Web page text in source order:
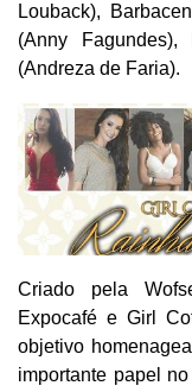
Louback),
(Anny
(Andreza de Faria).
Criado pela
Expocafé e Girl
objetivo
importante papel